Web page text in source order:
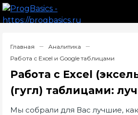
Главная
Аналитика
Работа с Excel и Google таблицами
Работа с Excel
(гугл) таблицами:
Мы собрали для Вас лучшие,